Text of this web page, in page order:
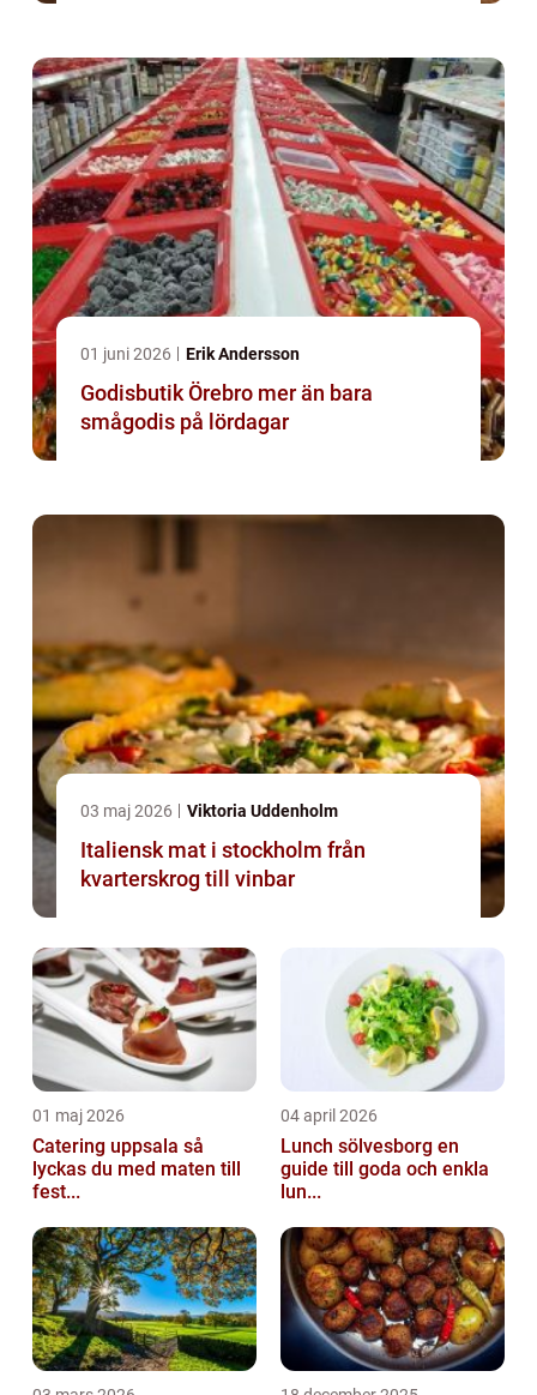
01 juni 2026 Erik Andersson
Godisbutik Örebro mer än bara
smågodis på lördagar
03 maj 2026 Viktoria Uddenholm
Italiensk mat i stockholm från
kvarterskrog till vinbar
01 maj 2026
Catering uppsala så
lyckas du med maten till
fest...
04 april 2026
Lunch sölvesborg en
guide till goda och enkla
lun...